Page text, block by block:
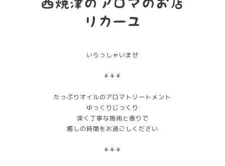
いらっしゃいませ
⚘⚘⚘
たっぷりオイルのアロマトリートメント
ゆっくりじっくり
深く丁寧な施術と香りで
癒しの時間をお過ごしください
⚘⚘⚘